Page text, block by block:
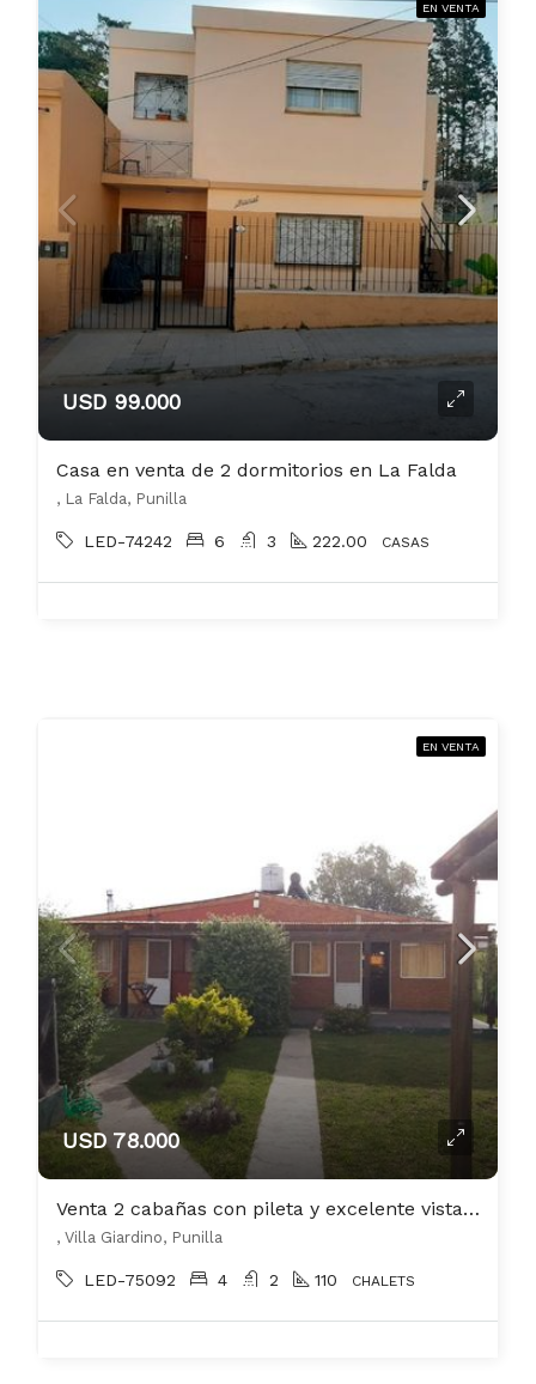
EN VENTA
USD 99.000
Casa en venta de 2 dormitorios en La Falda
, La Falda, Punilla
LED-74242 6 3 222.00 CASAS
EN VENTA
USD 78.000
Venta 2 cabañas con pileta y excelente vista a las sierras
, Villa Giardino, Punilla
LED-75092 4 2 110 CHALETS